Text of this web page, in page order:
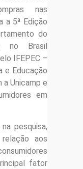
nas
a 5ª Edição
do
no Brasil
IFEPEC –
e Educação
Unicamp e
em
pesquisa,
aos
fator